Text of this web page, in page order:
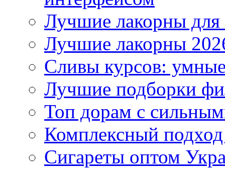
Лучшие лакорны для
Лучшие лакорны
Сливы курсов:
Лучшие подборки
Топ дорам с
Комплексный
Сигареты оптом